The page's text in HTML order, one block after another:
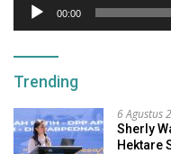
00:00
Trending
6 Agustus
Sherly
Hektare